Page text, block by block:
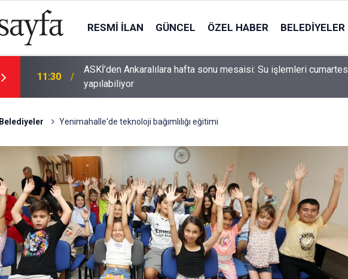
RESMI İLAN GÜNCEL ÖZEL HABER BELEDIYELER
11:10 Aileden topluma uzanan huzur yolunun dört temel unsuru
Belediyeler Yenimahalle'de teknoloji bağımlılığı eğitimi